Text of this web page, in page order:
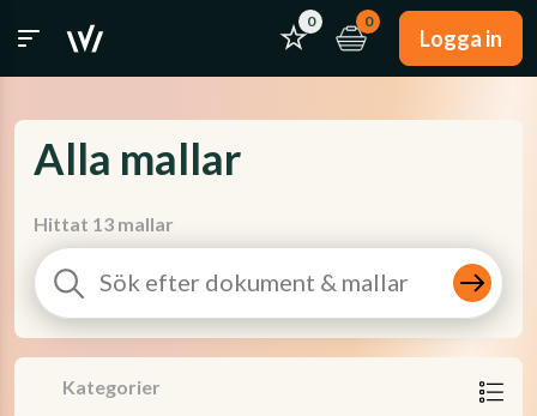
0 0
Logga in
Alla mallar
Hittat 13 mallar
Kategorier